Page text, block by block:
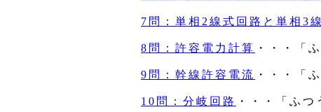
7問：単相2線式回路と単相3
8問：許容電力計算 ・・・「
9問：幹線許容電流 ・・・「
10問：分岐回路 ・・・「ふつ